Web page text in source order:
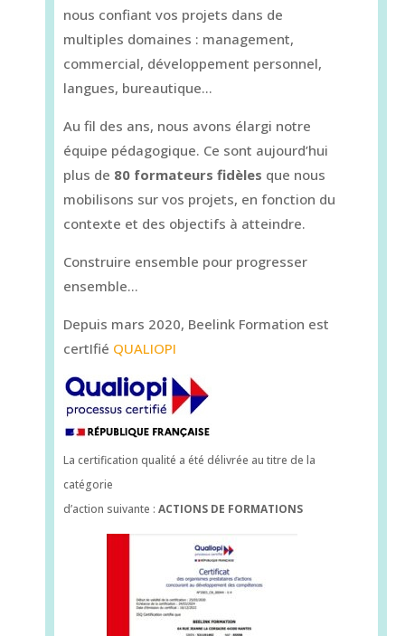
nous confiant vos projets dans de
multiples domaines : management,
commercial, développement personnel,
langues, bureautique…
Au fil des ans, nous avons élargi notre
équipe pédagogique. Ce sont aujourd’hui
plus de 80 formateurs fidèles que nous
mobilisons sur vos projets, en fonction du
contexte et des objectifs à atteindre.
Construire ensemble pour progresser
ensemble…
Depuis mars 2020, Beelink Formation est
certIfié QUALIOPI
La certification qualité a été délivrée au titre de la
catégorie
d’action suivante : ACTIONS DE FORMATIONS